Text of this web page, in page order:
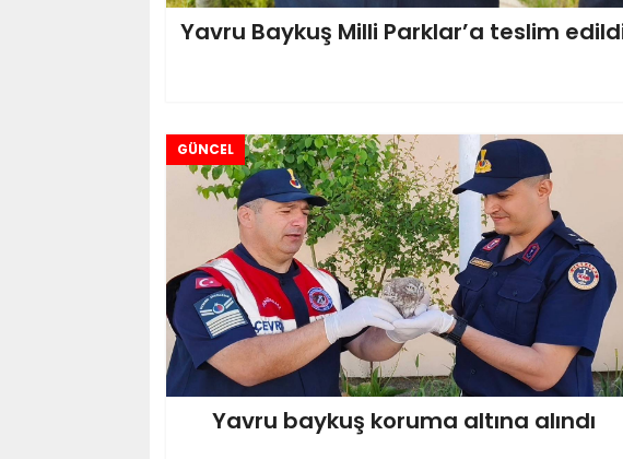
Yavru Baykuş Milli Parklar’a teslim
GÜNCEL
Yavru baykuş koruma altına alındı